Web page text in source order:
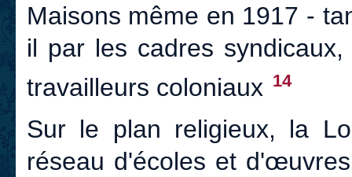
Maisons même en 1917 -
il par les cadres
travailleurs coloniaux 14
Sur le plan religieux, la
réseau d'écoles et